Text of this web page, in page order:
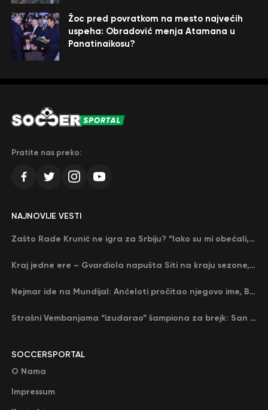
Žoc pred povratkom na mesto najvećih
uspeha: Obradović menja Atamana u
Panatinaikosu?
Pratite nas preko:
SOCCERSPORTAL
O Nama
Impressum
NAJNOVIJE VESTI
Zašto Rade Krunić ne igra za Srbiju? “Iako su mi obećali, niko me nije zvao…”
Kraj jedne ere – Gvardiola napušta Siti na kraju sezone, menja ga njegov nekadašnji rival
Nejmar ide na Mundijal: Anćeloti pročitao njegovo ime, Brazil u delirijumu (VIDEO)
Strašni Vembanjama “izudarao” šampiona za brejk: San Antonio poveo protiv Oklahome